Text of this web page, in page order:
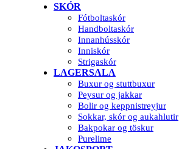
SKÓR
Fótboltaskór
Handboltaskór
Innanhússkór
Inniskór
Strigaskór
LAGERSALA
Buxur og stuttbuxur
Peysur og jakkar
Bolir og keppnistreyjur
Sokkar, skór og aukahlutir
Bakpokar og töskur
Purelime